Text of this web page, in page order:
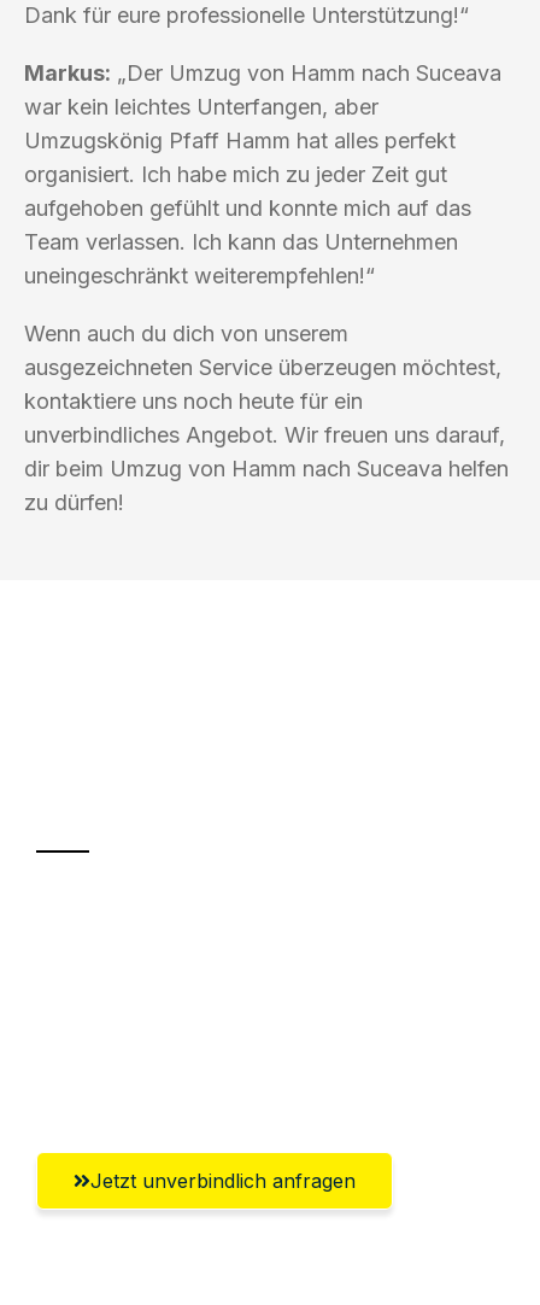
Dank für eure professionelle Unterstützung!“
Markus: „Der Umzug von Hamm nach Suceava
war kein leichtes Unterfangen, aber
Umzugskönig Pfaff Hamm hat alles perfekt
organisiert. Ich habe mich zu jeder Zeit gut
aufgehoben gefühlt und konnte mich auf das
Team verlassen. Ich kann das Unternehmen
uneingeschränkt weiterempfehlen!“
Wenn auch du dich von unserem
ausgezeichneten Service überzeugen möchtest,
kontaktiere uns noch heute für ein
unverbindliches Angebot. Wir freuen uns darauf,
dir beim Umzug von Hamm nach Suceava helfen
zu dürfen!
Jetzt unverbindlich anfragen